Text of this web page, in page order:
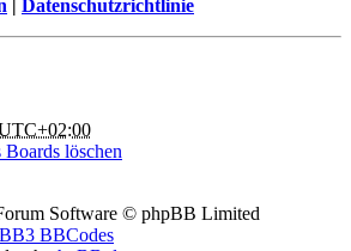
| Datenschutzrichtlinie
löschen
Software © phpBB Limited
BBCodes